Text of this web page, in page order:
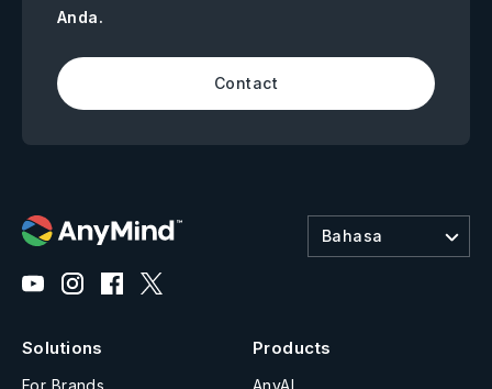
Anda.
Contact
Bahasa
Solutions
For Brands
Products
AnyAI